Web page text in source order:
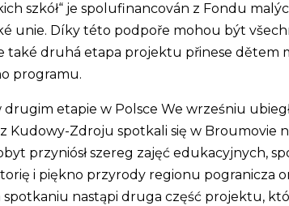
szkół“ je spolufinancován z Fondu
unie. Díky této podpoře mohou být
také druhá etapa projektu přinese dětem
programu.
etapie w Polsce We wrześniu
Kudowy-Zdroju spotkali się w Broumovie
przyniósł szereg zajęć edukacyjnych,
i piękno przyrody regionu pogranicza
nastąpi druga część projektu,